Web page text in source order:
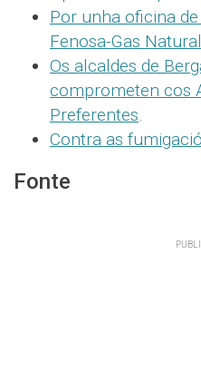
Por unha oficina
Fenosa-Gas Natural
Os alcaldes de
comprometen cos
Preferentes
Contra as
Fonte